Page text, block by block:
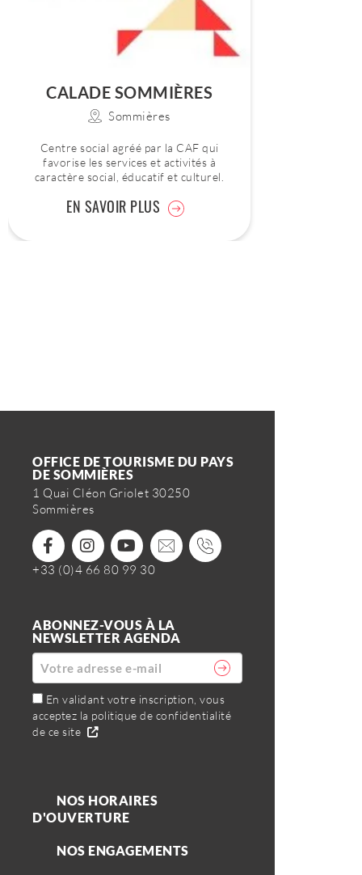
CALADE SOMMIÈRES
Sommières
Centre social agréé par la CAF qui
favorise les services et activités à
caractère social, éducatif et culturel.
EN SAVOIR PLUS
OFFICE DE TOURISME DU PAYS
DE SOMMIÈRES
1 Quai Cléon Griolet 30250
Sommières
+33 (0)4 66 80 99 30
ABONNEZ-VOUS À LA
NEWSLETTER AGENDA
En validant votre inscription, vous
acceptez la politique de confidentialité
de ce site
NOS HORAIRES
D'OUVERTURE
NOS ENGAGEMENTS